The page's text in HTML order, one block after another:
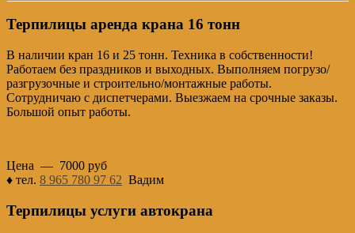
Терпилицы аренда крана 16 тонн
В наличии кран 16 и 25 тонн. Техника в собственности!
Работаем без праздников и выходных. Выполняем погрузо/
разгрузочные и строительно/монтажные работы.
Сотрудничаю с диспетчерами. Выезжаем на срочные заказы.
Большой опыт работы.
Цена — 7000 руб
♦ тел. 8 965 780 97 62 Вадим
Терпилицы услуги автокрана